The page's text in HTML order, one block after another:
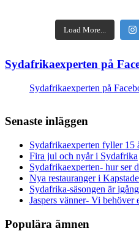
Load More...
Sydafrikaexperten på
Sydafrikaexperten på
Senaste inläggen
Sydafrikaexperten fyller 15
Fira jul och nyår i Sydafrika
Sydafrikaexperten- hur ser
Nya restauranger i
Sydafrika-säsongen är
Jaspers vänner- Vi behöver
Populära ämnen